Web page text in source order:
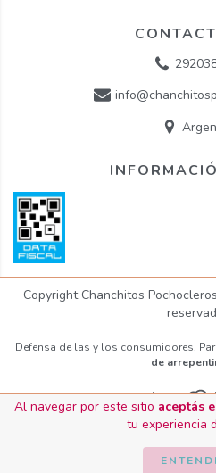
Al navegar por este sitio aceptás
tu experiencia
Copyright Chanchitos
Defensa de las y los consumidores.
de